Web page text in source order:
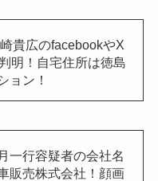
崎貴広のfacebookやX
明！自宅住所は徳島
ョン！
一行容疑者の会社名
販売株式会社！顔画